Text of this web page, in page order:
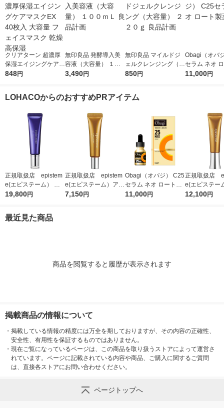
クリアターン 超濃厚
保湿エイジングケアマ
スクEX 40枚入 大容量
848円
無印良品 発酵導入美
容液（大容量） １０
０ｍＬ 良品計画
3,490円
無印良品 マイルドジ
ェルクレンジング（大
容量） ２２０ｇ 良品
850円
Obagi（オバ
セラム ネオ
薬
11,000円
LOHACOからのおすすめPRアイテム
正規取扱店 epistem
e(エピステーム） ス
テムサイエンスアイ 1
19,800円
正規取扱店 epistem
e(エピステーム）アイ
パーフェクトショット
7,150円
Obagi（オバジ） C25
セラム ネオ ロート製
薬
11,000円
正規取扱店
e(エピステー
パーフェクト
12,100円
最近見た商品
商品を閲覧すると履歴が表示されます
掲載商品の情報について
・ 掲載している情報の精度には万全を期しておりますが、その内容の正確性、
安全性、有用性を保証するものではありません。
・ 現在ご覧になっているページは、この商品を取り扱うストアによって運営さ
れています。ページに記載されている内容や商品、ご購入に関するご質問
は、直接各ストアにお問い合わせください。
ページトップへ